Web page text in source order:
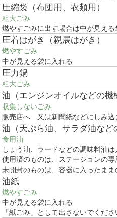
圧縮袋（布団用、衣類用）
粗大ごみ
燃やすごみに出す場合は中が見える
圧着はがき（親展はがき）
燃やすごみ
中が見える袋に入れる
圧力鍋
粗大ごみ
油（エンジンオイルなどの機
収集しないごみ
販売店へ 又は新聞紙などにしみ込
油（天ぷら油、サラダ油など
食用油
しょう油、ラードなどの調味料油
使用済のものは、ステーションの専
未開封のものは、容器に入ったまま
油紙
燃やすごみ
中が見える袋に入れる
「紙ごみ」として出さないでくださ